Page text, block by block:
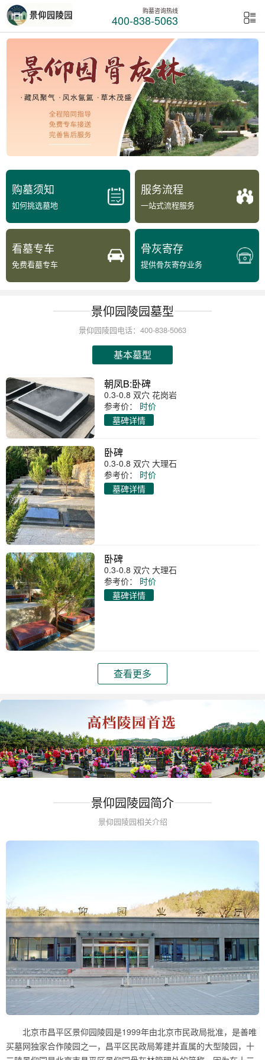
购墓咨询热线
400-838-5063
购墓须知
如何挑选墓地
服务流程
一站式流程服务
看墓专车
免费看墓专车
骨灰寄存
提供骨灰寄存业务
景仰园陵园墓型
景仰园陵园电话：400-838-5063
基本墓型
朝凤B:卧碑
0.3-0.8 双穴 花岗岩
参考价：
时价
墓碑详情
卧碑
0.3-0.8 双穴 大理石
参考价：
时价
墓碑详情
卧碑
0.3-0.8 双穴 大理石
参考价：
时价
墓碑详情
查看更多
景仰园陵园简介
景仰园陵园相关介绍
北京市昌平区景仰园陵园是1999年由北京市民政局批准，是善唯
买墓网独家合作陵园之一，昌平区民政局筹建并直属的大型陵园，十